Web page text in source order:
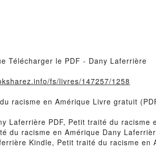
Télécharger le PDF - Dany Laferrière
fs/livres/147257/1258
racisme en Amérique Livre gratuit
Laferrière PDF, Petit traité du
du racisme en Amérique Dany
Kindle, Petit traité du racisme